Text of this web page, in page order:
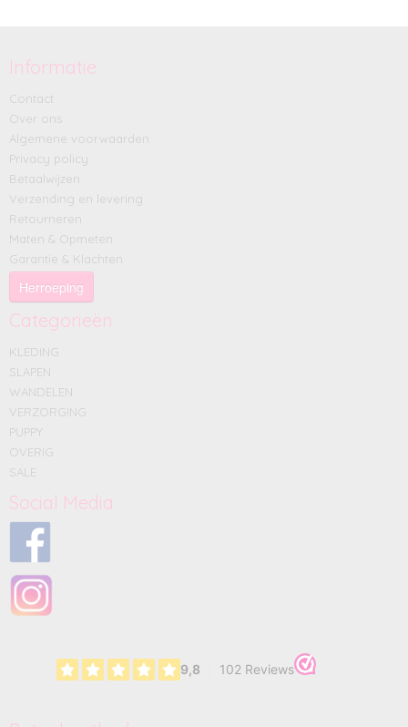
Informatie
Contact
Over ons
Algemene voorwaarden
Privacy policy
Betaalwijzen
Verzending en levering
Retourneren
Maten & Opmeten
Garantie & Klachten
Herroeping
Categorieën
KLEDING
SLAPEN
WANDELEN
VERZORGING
PUPPY
OVERIG
SALE
Social Media